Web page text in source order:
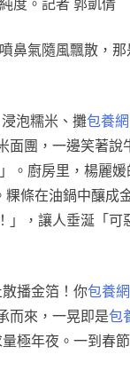
鼻氣隨風飄散，
泡糯米、攤包養網
面團，一邊笑著說
。廚房里，楊麗
粿條在油鍋中釀成
」，讓人垂涎「可
播金箔！你包養網
而來，一晃即是包
極年夜。一到春